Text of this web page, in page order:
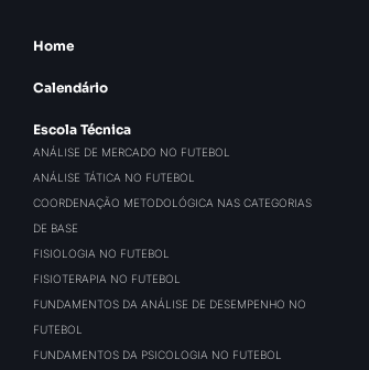
Home
Calendário
Escola Técnica
ANÁLISE DE MERCADO NO FUTEBOL
ANÁLISE TÁTICA NO FUTEBOL
COORDENAÇÃO METODOLÓGICA NAS CATEGORIAS
DE BASE
FISIOLOGIA NO FUTEBOL
FISIOTERAPIA NO FUTEBOL
FUNDAMENTOS DA ANÁLISE DE DESEMPENHO NO
FUTEBOL
FUNDAMENTOS DA PSICOLOGIA NO FUTEBOL